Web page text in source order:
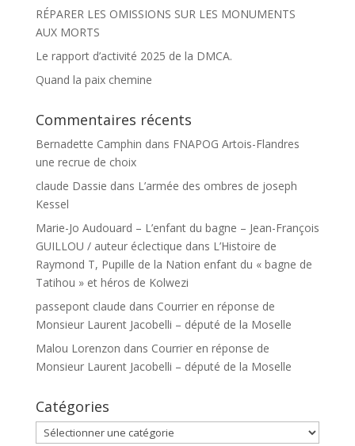
RÉPARER LES OMISSIONS SUR LES MONUMENTS
AUX MORTS
Le rapport d’activité 2025 de la DMCA.
Quand la paix chemine
Commentaires récents
Bernadette Camphin dans FNAPOG Artois-Flandres
une recrue de choix
claude Dassie dans L’armée des ombres de joseph
Kessel
Marie-Jo Audouard – L’enfant du bagne – Jean-François
GUILLOU / auteur éclectique dans L’Histoire de
Raymond T, Pupille de la Nation enfant du « bagne de
Tatihou » et héros de Kolwezi
passepont claude dans Courrier en réponse de
Monsieur Laurent Jacobelli – député de la Moselle
Malou Lorenzon dans Courrier en réponse de
Monsieur Laurent Jacobelli – député de la Moselle
Catégories
Catégories